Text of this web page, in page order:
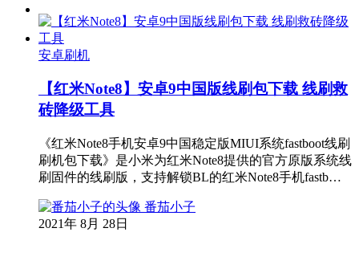
安卓刷机
【红米Note8】安卓9中国版线刷包下载 线刷救
砖降级工具
《红米Note8手机安卓9中国稳定版MIUI系统fastboot线刷
刷机包下载》是小米为红米Note8提供的官方原版系统线
刷固件的线刷版，支持解锁BL的红米Note8手机fastb…
番茄小子
2021年 8月 28日